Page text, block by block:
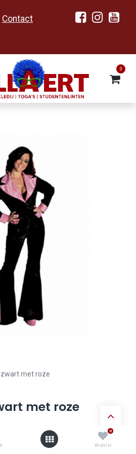
0
Wishlist
Contact
0
zwart met roze
met roze
huur verkleedkledij